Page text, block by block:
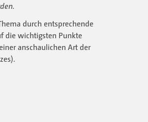
durch entsprechende
die wichtigsten Punkte
anschaulichen Art der